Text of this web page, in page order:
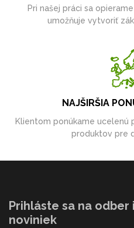
Pri našej práci sa
umožňuje vytvoriť
NAJŠIRŠIA
Klientom ponúkame ucelenú
produktov pre
Prihláste sa na
noviniek